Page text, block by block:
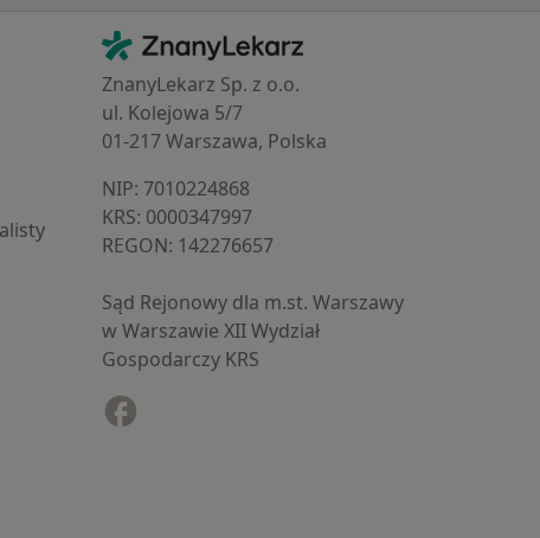
Kontakt
ZnanyLekarz - Strona główna
ZnanyLekarz Sp. z o.o.
ul. Kolejowa 5/7
01-217 Warszawa, Polska
NIP: ⁠7010224868
KRS: ⁠0000347997
REGON: ⁠142276657
Sąd Rejonowy dla m.st. Warszawy
w Warszawie XII Wydział
Gospodarczy KRS